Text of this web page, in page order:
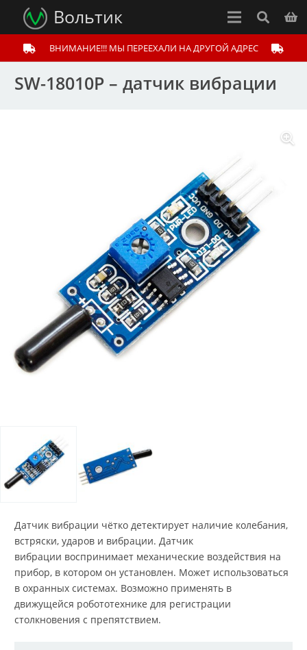
Вольтик
ВНИМАНИЕ!!! МЫ ПЕРЕЕХАЛИ НА ДРУГОЙ АДРЕС
SW-18010P – датчик вибрации
Датчик вибрации чётко детектирует наличие колебания,
встряски, ударов и вибрации. Датчик
вибрации воспринимает механические воздействия на
прибор, в котором он установлен. Может использоваться
в охранных системах. Возможно применять в
движущейся робототехнике для регистрации
столкновения с препятствием.